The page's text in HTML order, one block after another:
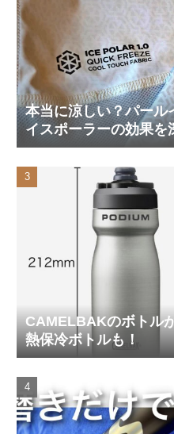
本当に涼しい？パール
イスポーラーの効果を
ってみた
CAMELBAKのボトル
熱保冷ボトルも！